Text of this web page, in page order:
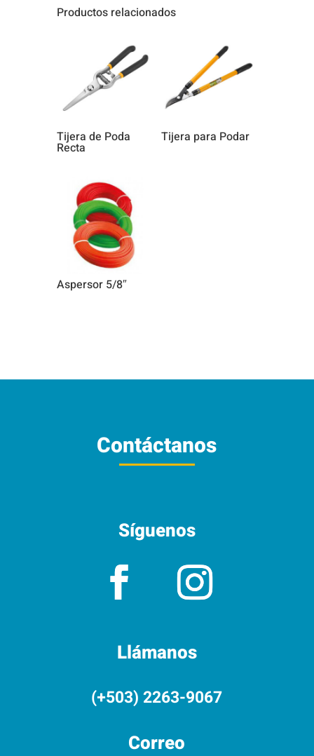
Productos relacionados
Tijera de Poda
Recta
Tijera para Podar
Aspersor 5/8″
Contáctanos
Síguenos
Llámanos
(+503) 2263-9067
Correo